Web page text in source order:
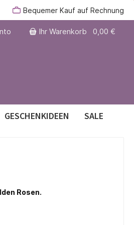
Bequemer Kauf auf Rechnung
Ihr Warenkorb 0,00 €
GESCHENKIDEEN SALE
Rosen.